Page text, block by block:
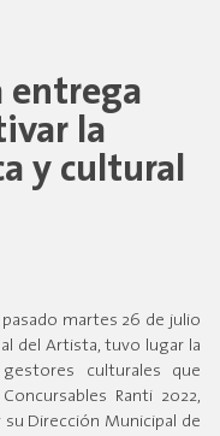
entrega
la
y cultural
pasado martes 26 de julio
del Artista, tuvo lugar la
culturales que
Ranti 2022,
Dirección Municipal de